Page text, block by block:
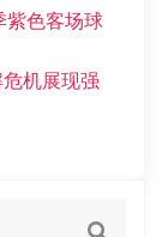
色客场球
机展现强